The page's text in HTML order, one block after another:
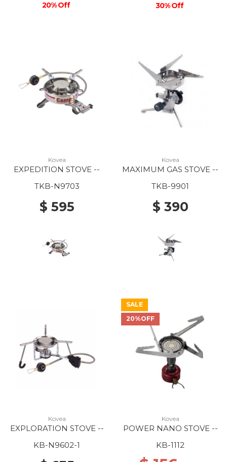
20% Off 30% Off
Kovea
EXPEDITION STOVE --
TKB-N9703
$ 595
Kovea
MAXIMUM GAS STOVE --
TKB-9901
$ 390
Kovea
EXPLORATION STOVE --
KB-N9602-1
SALE
20%OFF
Kovea
POWER NANO STOVE --
KB-1112